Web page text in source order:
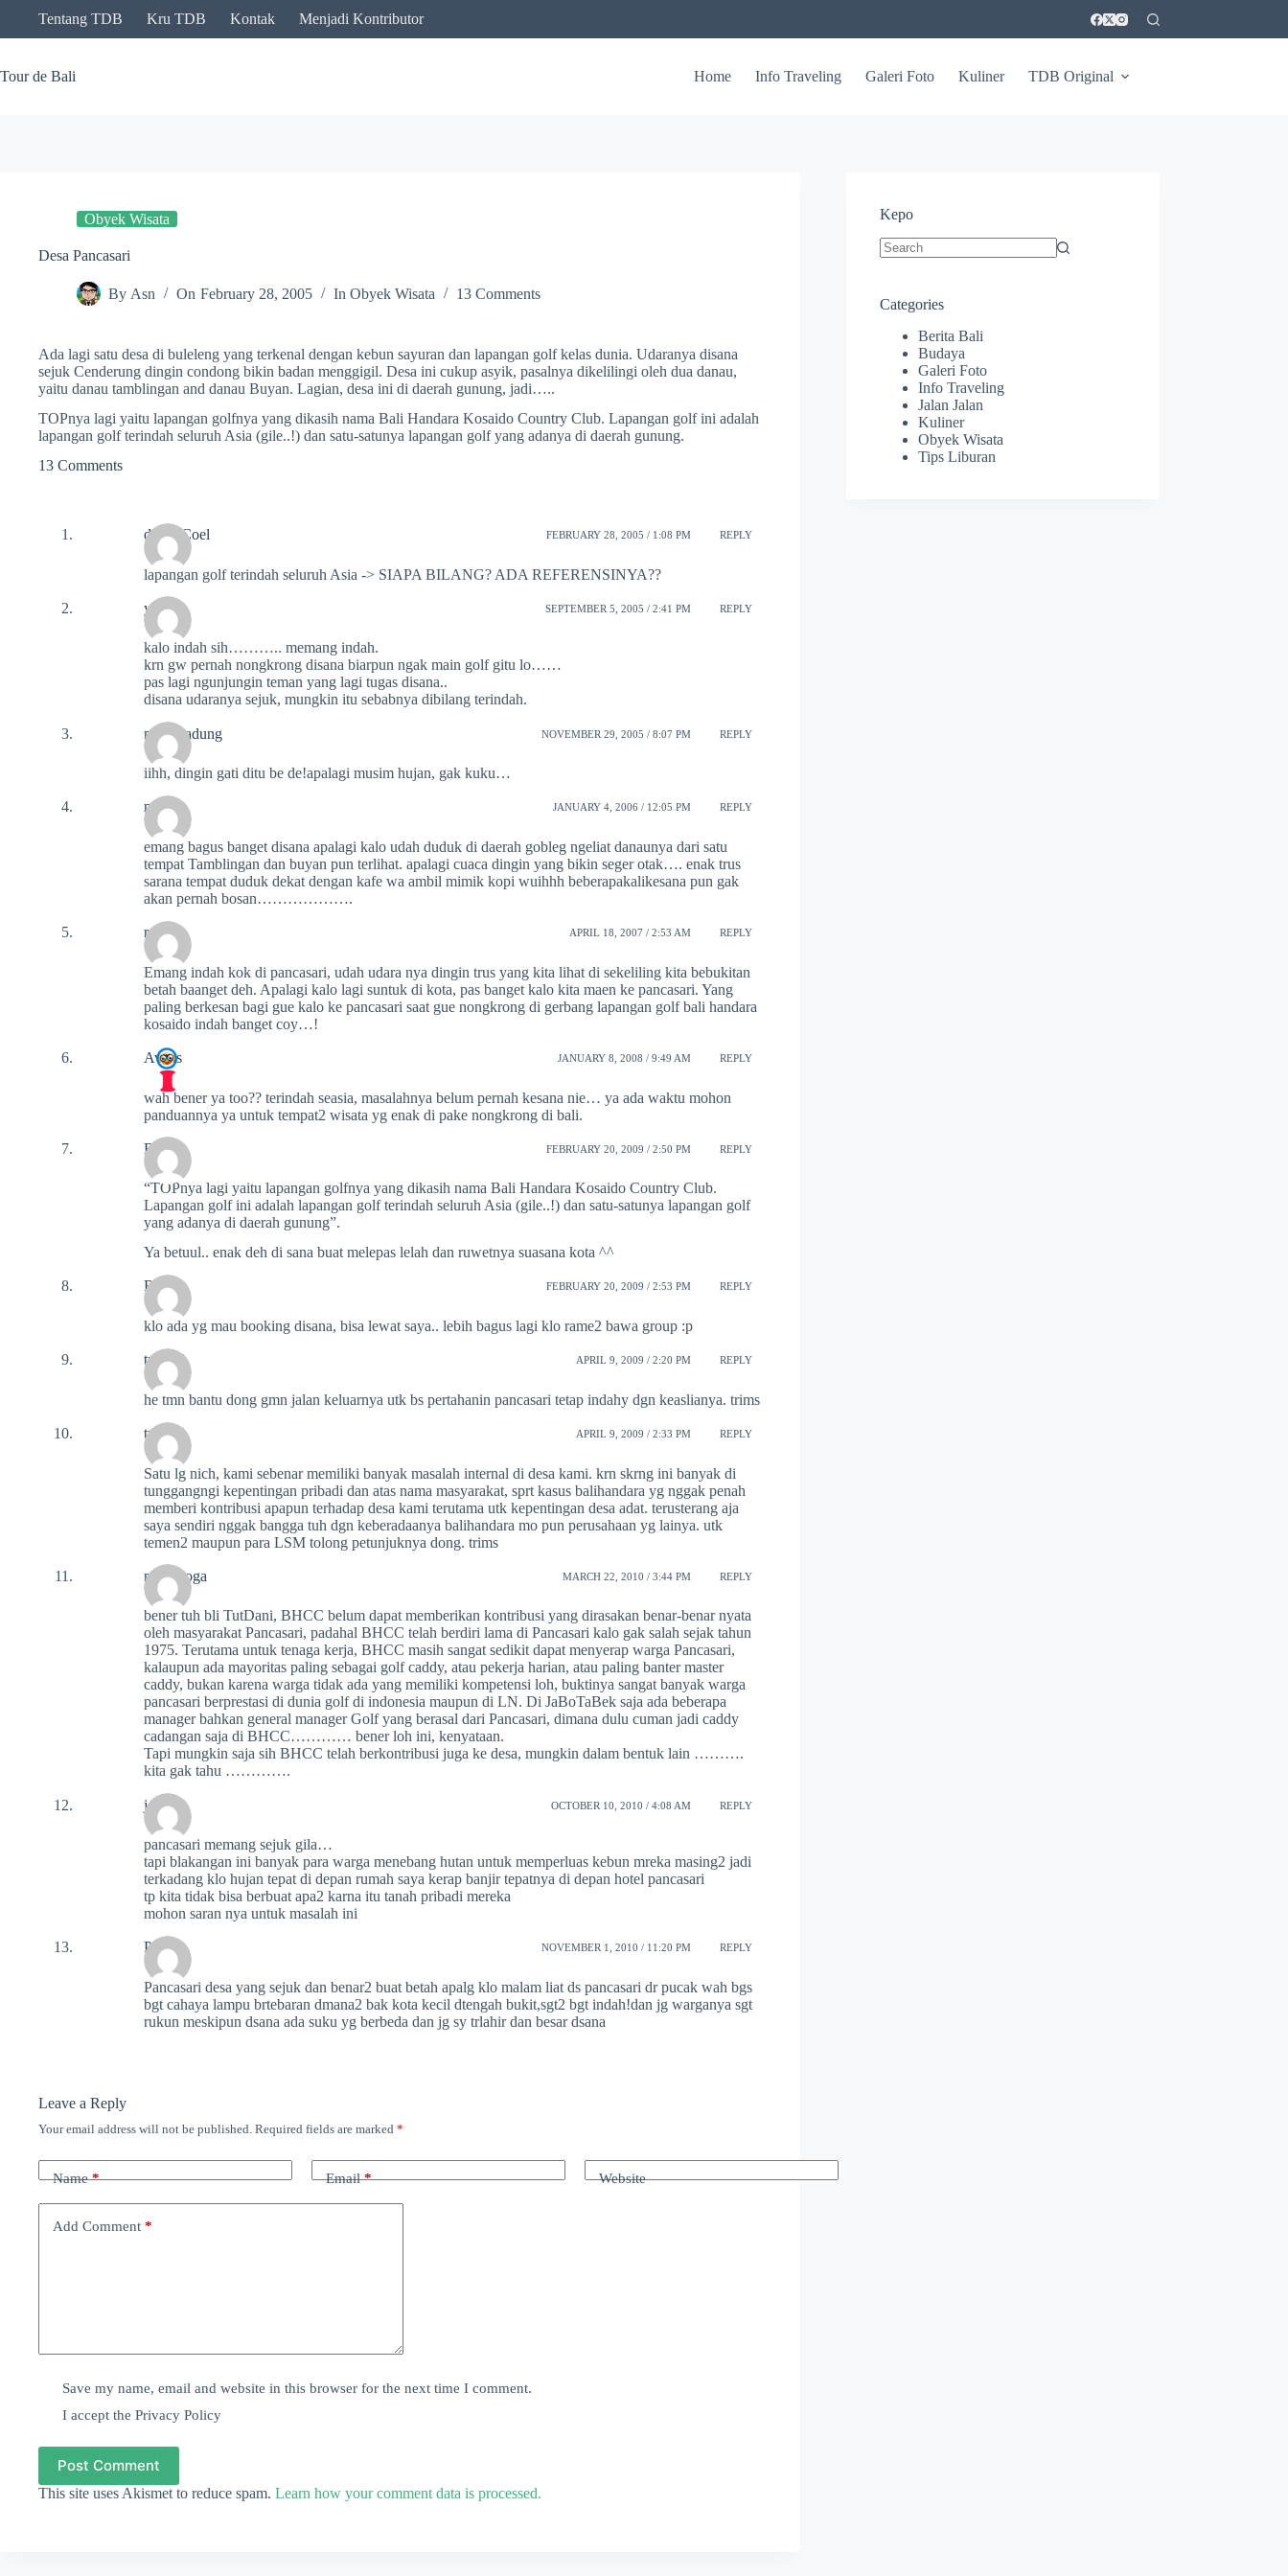
content
Tentang TDB Kru TDB Kontak Menjadi Kontributor
Tour de Bali Home Info Traveling Galeri Foto Kuliner TDB Original
Obyek Wisata
Desa Pancasari
By Asn On February 28, 2005 In Obyek Wisata 13 Comments
Ada lagi satu desa di buleleng yang terkenal dengan kebun sayuran dan lapangan golf kelas dunia. Udaranya disana
sejuk Cenderung dingin condong bikin badan menggigil. Desa ini cukup asyik, pasalnya dikelilingi oleh dua danau,
yaitu danau tamblingan and danau Buyan. Lagian, desa ini di daerah gunung, jadi…..
TOPnya lagi yaitu lapangan golfnya yang dikasih nama Bali Handara Kosaido Country Club. Lapangan golf ini adalah
lapangan golf terindah seluruh Asia (gile..!) dan satu-satunya lapangan golf yang adanya di daerah gunung.
13 Comments
david Coel FEBRUARY 28, 2005 / 1:08 PM REPLY
lapangan golf terindah seluruh Asia -> SIAPA BILANG? ADA REFERENSINYA??
yogi SEPTEMBER 5, 2005 / 2:41 PM REPLY
kalo indah sih……….. memang indah.
krn gw pernah nongkrong disana biarpun ngak main golf gitu lo……
pas lagi ngunjungin teman yang lagi tugas disana..
disana udaranya sejuk, mungkin itu sebabnya dibilang terindah.
mangbadung NOVEMBER 29, 2005 / 8:07 PM REPLY
iihh, dingin gati ditu be de!apalagi musim hujan, gak kuku…
mila JANUARY 4, 2006 / 12:05 PM REPLY
emang bagus banget disana apalagi kalo udah duduk di daerah gobleg ngeliat danaunya dari satu
tempat Tamblingan dan buyan pun terlihat. apalagi cuaca dingin yang bikin seger otak…. enak trus
sarana tempat duduk dekat dengan kafe wa ambil mimik kopi wuihhh beberapakalikesana pun gak
akan pernah bosan……………….
romeo APRIL 18, 2007 / 2:53 AM REPLY
Emang indah kok di pancasari, udah udara nya dingin trus yang kita lihat di sekeliling kita bebukitan
betah baanget deh. Apalagi kalo lagi suntuk di kota, pas banget kalo kita maen ke pancasari. Yang
paling berkesan bagi gue kalo ke pancasari saat gue nongkrong di gerbang lapangan golf bali handara
kosaido indah banget coy…!
Avans JANUARY 8, 2008 / 9:49 AM REPLY
wah bener ya too?? terindah seasia, masalahnya belum pernah kesana nie… ya ada waktu mohon
panduannya ya untuk tempat2 wisata yg enak di pake nongkrong di bali.
Riska FEBRUARY 20, 2009 / 2:50 PM REPLY
“TOPnya lagi yaitu lapangan golfnya yang dikasih nama Bali Handara Kosaido Country Club.
Lapangan golf ini adalah lapangan golf terindah seluruh Asia (gile..!) dan satu-satunya lapangan golf
yang adanya di daerah gunung”.
Ya betuul.. enak deh di sana buat melepas lelah dan ruwetnya suasana kota ^^
Riska FEBRUARY 20, 2009 / 2:53 PM REPLY
klo ada yg mau booking disana, bisa lewat saya.. lebih bagus lagi klo rame2 bawa group :p
tutdani APRIL 9, 2009 / 2:20 PM REPLY
he tmn bantu dong gmn jalan keluarnya utk bs pertahanin pancasari tetap indahy dgn keaslianya. trims
tutdani APRIL 9, 2009 / 2:33 PM REPLY
Satu lg nich, kami sebenar memiliki banyak masalah internal di desa kami. krn skrng ini banyak di
tunggangngi kepentingan pribadi dan atas nama masyarakat, sprt kasus balihandara yg nggak penah
memberi kontribusi apapun terhadap desa kami terutama utk kepentingan desa adat. terusterang aja
saya sendiri nggak bangga tuh dgn keberadaanya balihandara mo pun perusahaan yg lainya. utk
temen2 maupun para LSM tolong petunjuknya dong. trims
mertayoga MARCH 22, 2010 / 3:44 PM REPLY
bener tuh bli TutDani, BHCC belum dapat memberikan kontribusi yang dirasakan benar-benar nyata
oleh masyarakat Pancasari, padahal BHCC telah berdiri lama di Pancasari kalo gak salah sejak tahun
1975. Terutama untuk tenaga kerja, BHCC masih sangat sedikit dapat menyerap warga Pancasari,
kalaupun ada mayoritas paling sebagai golf caddy, atau pekerja harian, atau paling banter master
caddy, bukan karena warga tidak ada yang memiliki kompetensi loh, buktinya sangat banyak warga
pancasari berprestasi di dunia golf di indonesia maupun di LN. Di JaBoTaBek saja ada beberapa
manager bahkan general manager Golf yang berasal dari Pancasari, dimana dulu cuman jadi caddy
cadangan saja di BHCC………… bener loh ini, kenyataan.
Tapi mungkin saja sih BHCC telah berkontribusi juga ke desa, mungkin dalam bentuk lain ……….
kita gak tahu ………….
jering OCTOBER 10, 2010 / 4:08 AM REPLY
pancasari memang sejuk gila…
tapi blakangan ini banyak para warga menebang hutan untuk memperluas kebun mreka masing2 jadi
terkadang klo hujan tepat di depan rumah saya kerap banjir tepatnya di depan hotel pancasari
tp kita tidak bisa berbuat apa2 karna itu tanah pribadi mereka
mohon saran nya untuk masalah ini
Putu NOVEMBER 1, 2010 / 11:20 PM REPLY
Pancasari desa yang sejuk dan benar2 buat betah apalg klo malam liat ds pancasari dr pucak wah bgs
bgt cahaya lampu brtebaran dmana2 bak kota kecil dtengah bukit,sgt2 bgt indah!dan jg warganya sgt
rukun meskipun dsana ada suku yg berbeda dan jg sy trlahir dan besar dsana
Leave a Reply
Your email address will not be published. Required fields are marked *
Name* Email* Website
Add Comment *
Save my name, email and website in this browser for the next time I comment.
I accept thePrivacy Policy
Post Comment
This site uses Akismet to reduce spam. Learn how your comment data is processed.
Kepo
Categories
Berita Bali
Budaya
Galeri Foto
Info Traveling
Jalan Jalan
Kuliner
Obyek Wisata
Tips Liburan